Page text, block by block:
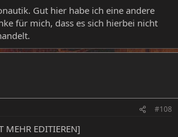
Gut hier habe ich eine andere
für mich, dass es sich hierbei nicht
#108
MEHR EDITIEREN]